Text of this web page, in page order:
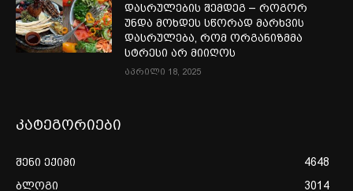
დასრულების შემდეგ – როგორ
უნდა მოხდეს სწორად მარხვის
დასრულება, რომ ორგანიზმმა
სტრესი არ მიიღოს
აპრილი 18, 2025
კატეგორიები
შენი ექიმი
4648
ბლოგი
3014